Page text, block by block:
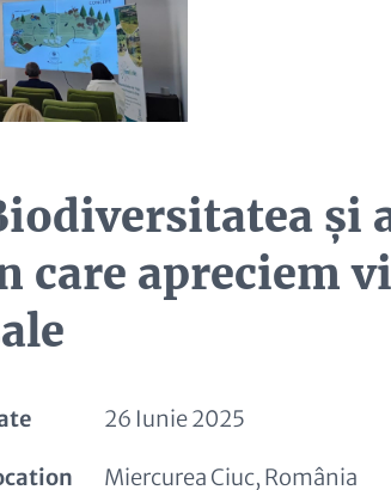
și
care apreciem
26 Iunie 2025
Miercurea Ciuc, România